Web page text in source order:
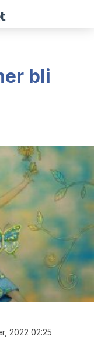
bli
2022 02:25